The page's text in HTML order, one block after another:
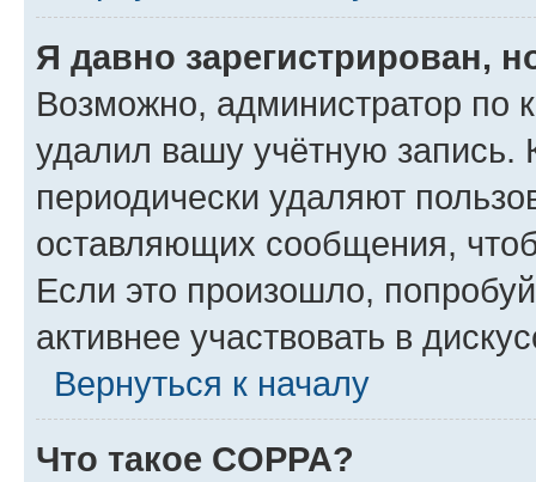
Я давно зарегистрирован,
Возможно, администратор по
удалил вашу учётную запись.
периодически удаляют
оставляющих сообщения,
Если это произошло,
активнее участвовать в
Вернуться к началу
Что такое COPPA?